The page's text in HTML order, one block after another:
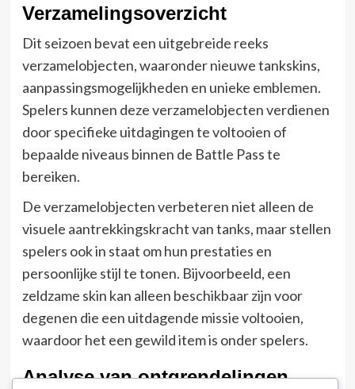
Verzamelingsoverzicht
Dit seizoen bevat een uitgebreide reeks
verzamelobjecten, waaronder nieuwe tankskins,
aanpassingsmogelijkheden en unieke emblemen.
Spelers kunnen deze verzamelobjecten verdienen
door specifieke uitdagingen te voltooien of
bepaalde niveaus binnen de Battle Pass te
bereiken.
De verzamelobjecten verbeteren niet alleen de
visuele aantrekkingskracht van tanks, maar stellen
spelers ook in staat om hun prestaties en
persoonlijke stijl te tonen. Bijvoorbeeld, een
zeldzame skin kan alleen beschikbaar zijn voor
degenen die een uitdagende missie voltooien,
waardoor het een gewild item is onder spelers.
Analyse van ontgrendelingen